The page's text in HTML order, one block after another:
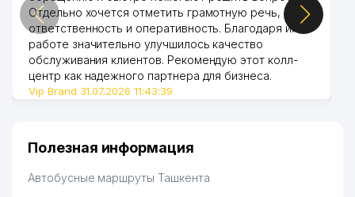
Отдельно хочется отметить грамотную речь,
ответственность и оперативность. Благодаря их
работе значительно улучшилось качество
обслуживания клиентов. Рекомендую этот колл-
центр как надежного партнера для бизнеса.
Vip Brand 31.07.2026 11:43:39
Полезная информация
Автобусные маршруты Ташкента